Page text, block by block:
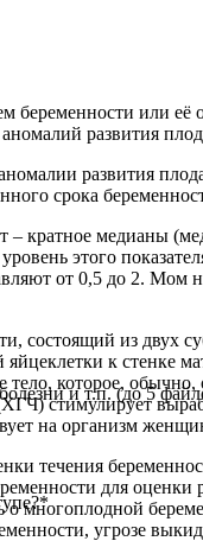
и т.п. (до 5
*
беременности или
развития
развития
срока
кратное медианы
этого
от 0,5 до 2.
состоящий из двух
к стенке
которое,
стимулирует
на организм
течения
для
угрозе